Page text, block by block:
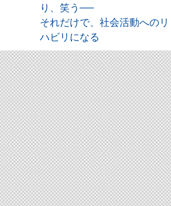
り、笑う──
それだけで、社会活動へのリ
ハビリになる